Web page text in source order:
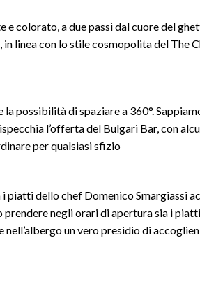
colorato, a due passi dal cuore del
linea con lo stile cosmopolita del The
possibilità di spaziare a 360°.
l’offerta del Bulgari Bar, con
per qualsiasi sfizio
piatti dello chef Domenico Smargiassi
negli orari di apertura sia i
un vero presidio di